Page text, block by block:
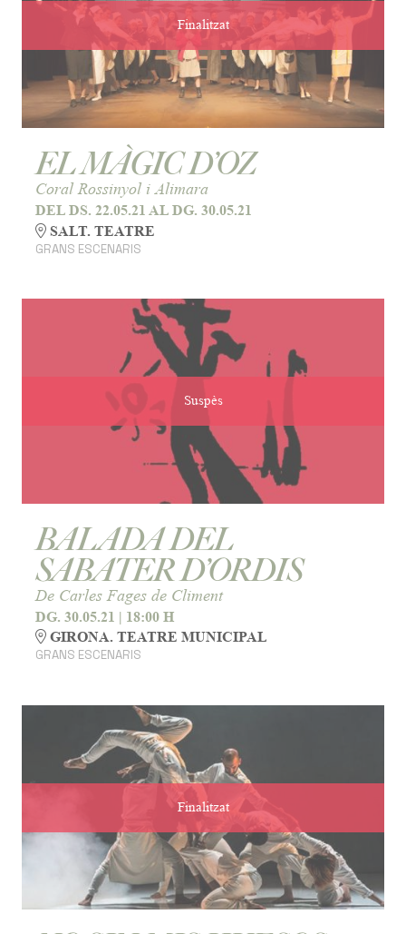
Finalitzat
EL MÀGIC D’OZ
Coral Rossinyol i Alimara
DEL DS. 22.05.21 AL DG. 30.05.21
SALT. TEATRE
GRANS ESCENARIS
Suspès
BALADA DEL
SABATER D’ORDIS
De Carles Fages de Climent
DG. 30.05.21 | 18:00 H
GIRONA. TEATRE MUNICIPAL
GRANS ESCENARIS
Finalitzat